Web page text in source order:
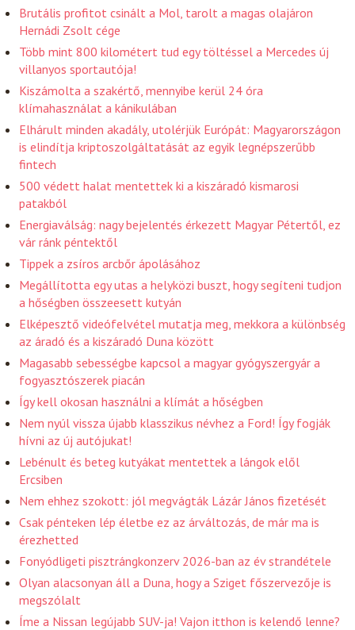
Brutális profitot csinált a Mol, tarolt a magas olajáron
Hernádi Zsolt cége
Több mint 800 kilométert tud egy töltéssel a Mercedes új
villanyos sportautója!
Kiszámolta a szakértő, mennyibe kerül 24 óra
klímahasználat a kánikulában
Elhárult minden akadály, utolérjük Európát: Magyarországon
is elindítja kriptoszolgáltatását az egyik legnépszerűbb
fintech
500 védett halat mentettek ki a kiszáradó kismarosi
patakból
Energiaválság: nagy bejelentés érkezett Magyar Pétertől, ez
vár ránk péntektől
Tippek a zsíros arcbőr ápolásához
Megállította egy utas a helyközi buszt, hogy segíteni tudjon
a hőségben összeesett kutyán
Elképesztő videófelvétel mutatja meg, mekkora a különbség
az áradó és a kiszáradó Duna között
Magasabb sebességbe kapcsol a magyar gyógyszergyár a
fogyasztószerek piacán
Így kell okosan használni a klímát a hőségben
Nem nyúl vissza újabb klasszikus névhez a Ford! Így fogják
hívni az új autójukat!
Lebénult és beteg kutyákat mentettek a lángok elől
Ercsiben
Nem ehhez szokott: jól megvágták Lázár János fizetését
Csak pénteken lép életbe ez az árváltozás, de már ma is
érezhetted
Fonyódligeti pisztrángkonzerv 2026-ban az év strandétele
Olyan alacsonyan áll a Duna, hogy a Sziget főszervezője is
megszólalt
Íme a Nissan legújabb SUV-ja! Vajon itthon is kelendő lenne?